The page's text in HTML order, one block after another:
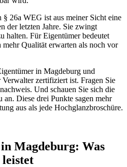
26a WEG ist aus meiner Sicht eine
der letzten Jahre. Sie zwingt
halten. Für Eigentümer bedeutet
mehr Qualität erwarten als noch vor
in Magdeburg und
zertifiziert ist. Fragen Sie
Und schauen Sie sich die
an. Diese drei Punkte sagen mehr
aus als jede Hochglanzbroschüre.
Magdeburg: Was